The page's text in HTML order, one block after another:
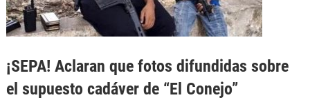
¡SEPA! Aclaran que fotos difundidas sobre
el supuesto cadáver de “El Conejo”